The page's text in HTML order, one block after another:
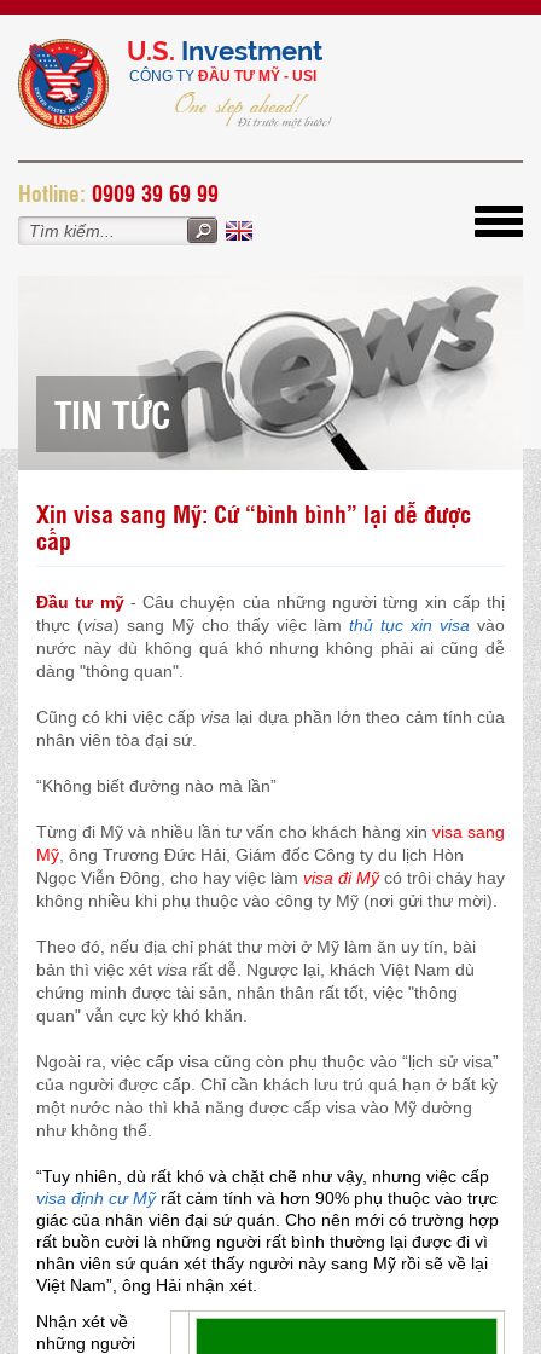
U.S. Investment
CÔNG TY ĐẦU TƯ MỸ - USI
Hotline: 0909 39 69 99
TIN TỨC
Xin visa sang Mỹ: Cứ “bình bình” lại dễ được
cấp
Đầu tư mỹ- Câu chuyện của những người từng xin cấp thị
thực (visa) sang Mỹ cho thấy việc làm thủ tục xin visa vào
nước này dù không quá khó nhưng không phải ai cũng dễ
dàng "thông quan".
Cũng có khi việc cấpvisa lại dựa phần lớn theo cảm tính của
nhân viên tòa đại sứ.
“Không biết đường nào mà lần”
Từng đi Mỹ và nhiều lần tư vấn cho khách hàng xin visa sang
Mỹ , ông Trương Đức Hải, Giám đốc Công ty du lịch Hòn
Ngọc Viễn Đông, cho hay việc làm visa đi Mỹcó trôi chảy hay
không nhiều khi phụ thuộc vào công ty Mỹ (nơi gửi thư mời).
Theo đó, nếu địa chỉ phát thư mời ở Mỹ làm ăn uy tín, bài
bản thì việc xét visa rất dễ. Ngược lại, khách Việt Nam dù
chứng minh được tài sản, nhân thân rất tốt, việc "thông
quan" vẫn cực kỳ khó khăn.
Ngoài ra, việc cấp visa cũng còn phụ thuộc vào “lịch sử visa”
của người được cấp. Chỉ cần khách lưu trú quá hạn ở bất kỳ
một nước nào thì khả năng được cấp visa vào Mỹ dường
như không thể.
“Tuy nhiên, dù rất khó và chặt chẽ như vậy, nhưng việc cấp
visa định cư Mỹrất cảm tính và hơn 90% phụ thuộc vào trực
giác của nhân viên đại sứ quán. Cho nên mới có trường hợp
rất buồn cười là những người rất bình thường lại được đi vì
nhân viên sứ quán xét thấy người này sang Mỹ rồi sẽ về lại
Việt Nam”, ông Hải nhận xét.
Nhận xét về
những người